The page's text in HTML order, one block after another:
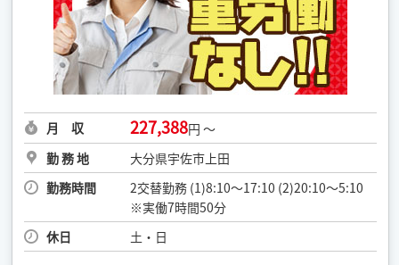
月 収 227,388円 ～
勤 務 地
大分県宇佐市上田
勤務時間
2交替勤務 (1)8:10〜17:10 (2)20:10〜5:10
※実働7時間50分
休日
土・日